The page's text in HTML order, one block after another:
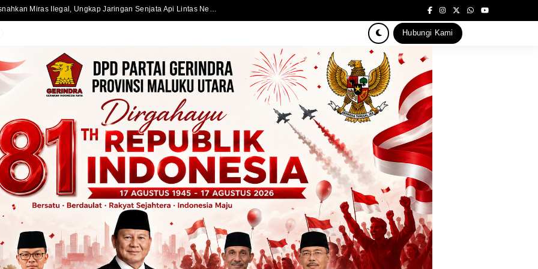
Satlantas Polres Halmahera Selatan Atur Lalu Lintas di SPBU Bacan, Arus Kendaraan Tetap Lancar
Hubungi Kami